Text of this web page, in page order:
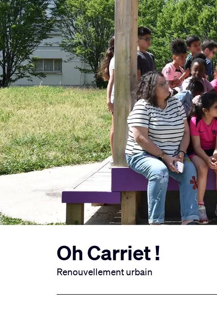
Oh Carriet !
Renouvellement urbain